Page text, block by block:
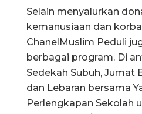
Selain menyalurkan
kemanusiaan dan
ChanelMuslim Peduli
berbagai program. Di
Sedekah Subuh, Jumat
dan Lebaran bersama
Perlengkapan Sekolah